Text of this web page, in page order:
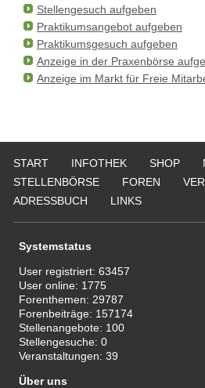
Stellengesuch aufgeben
Praktikumsangebot aufgeben
Praktikumsgesuch aufgeben
Anzeige in der Praxenbörse
Anzeige im Markt für Freie
START INFOTHEK SHOP
STELLENBÖRSE
FOREN
ADRESSBUCH
LINKS
Systemstatus
User registriert:63457
User online: 1775
Forenthemen: 29787
Forenbeiträge: 157174
Stellenangebote: 100
Stellengesuche:0
Veranstaltungen:39
Über uns